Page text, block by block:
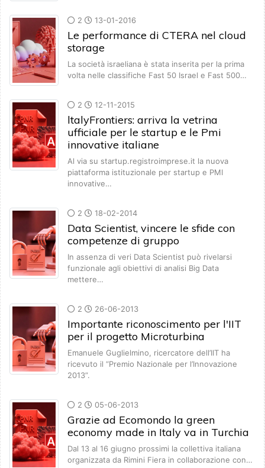
2 13-01-2016
Le performance di CTERA nel cloud
storage
La società israeliana è stata inserita per la prima
volta nelle classifiche Fast 50 Israel e Fast 500…
2 12-11-2015
ltalyFrontiers: arriva la vetrina
ufficiale per le startup e le Pmi
innovative italiane
Al via su startup.registroimprese.it la nuova
piattaforma istituzionale per startup e PMI
innovative…
2 18-02-2014
Data Scientist, vincere le sfide con
competenze di gruppo
In assenza di veri Data Scientist può rivelarsi
funzionale agli obiettivi di analisi Big Data
mettere…
2 26-06-2013
Importante riconoscimento per l'IIT
per il progetto Microturbina
Emanuele Guglielmino, ricercatore dell’IIT ha
ricevuto il “Premio Nazionale per l’Innovazione
2013”.
2 05-06-2013
Grazie ad Ecomondo la green
economy made in Italy va in Turchia
Dal 13 al 16 giugno prossimi la collettiva italiana
organizzata da Rimini Fiera in collaborazione con…